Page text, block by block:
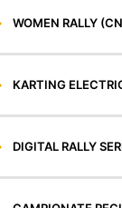
WOMEN RALLY
KARTING
DIGITAL RALLY